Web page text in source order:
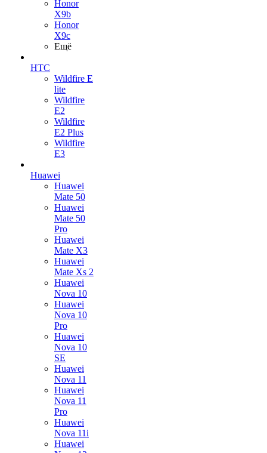
Honor
X9b
Honor
X9c
Ещё
HTC
Wildfire E
lite
Wildfire
E2
Wildfire
E2 Plus
Wildfire
E3
Huawei
Huawei
Mate 50
Huawei
Mate 50
Pro
Huawei
Mate X3
Huawei
Mate Xs 2
Huawei
Nova 10
Huawei
Nova 10
Pro
Huawei
Nova 10
SE
Huawei
Nova 11
Huawei
Nova 11
Pro
Huawei
Nova 11i
Huawei